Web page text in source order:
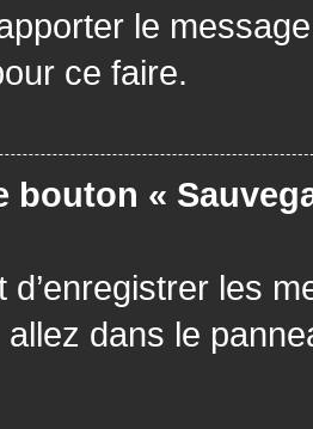
le
ce faire.
bouton «
d’enregistrer les
dans le